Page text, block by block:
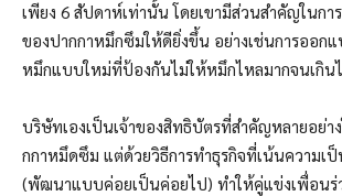
เพียง 6 สัปดาห์เท่านั้น โดยเขามีส่วนสำคัญในก
ของปากกาหมึกซึมให้ดียิ่งขึ้น อย่างเช่นการออก
หมึกแบบใหม่ที่ป้องกันไม่ให้หมึกไหลมากจนเกิน
บริษัทเองเป็นเจ้าของสิทธิบัตรที่สำคัญหลายอย่า
กกาหมึดซึม แต่ด้วยวิธีการทำธุรกิจที่เน้นความเ
(พัฒนาแบบค่อยเป็นค่อยไป) ทำให้คู่แข่งเพื่อนร่